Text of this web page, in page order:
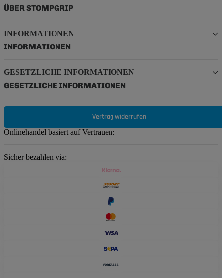
ÜBER STOMPGRIP
INFORMATIONEN
INFORMATIONEN
GESETZLICHE INFORMATIONEN
GESETZLICHE INFORMATIONEN
Vertrag widerrufen
Onlinehandel basiert auf Vertrauen:
Sicher bezahlen via: